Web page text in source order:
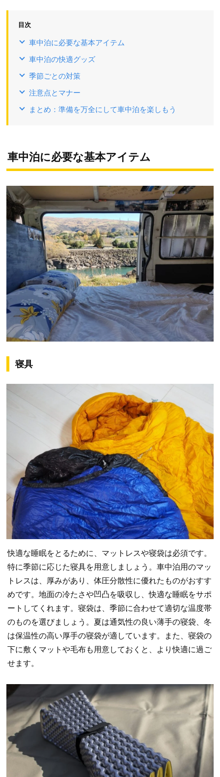
目次
車中泊に必要な基本アイテム
車中泊の快適グッズ
季節ごとの対策
注意点とマナー
まとめ：準備を万全にして車中泊を楽しもう
車中泊に必要な基本アイテム
寝具
快適な睡眠をとるために、マットレスや寝袋は必須です。
特に季節に応じた寝具を用意しましょう。車中泊用のマッ
トレスは、厚みがあり、体圧分散性に優れたものがおすす
めです。地面の冷たさや凹凸を吸収し、快適な睡眠をサポ
ートしてくれます。寝袋は、季節に合わせて適切な温度帯
のものを選びましょう。夏は通気性の良い薄手の寝袋、冬
は保温性の高い厚手の寝袋が適しています。また、寝袋の
下に敷くマットや毛布も用意しておくと、より快適に過ご
せます。